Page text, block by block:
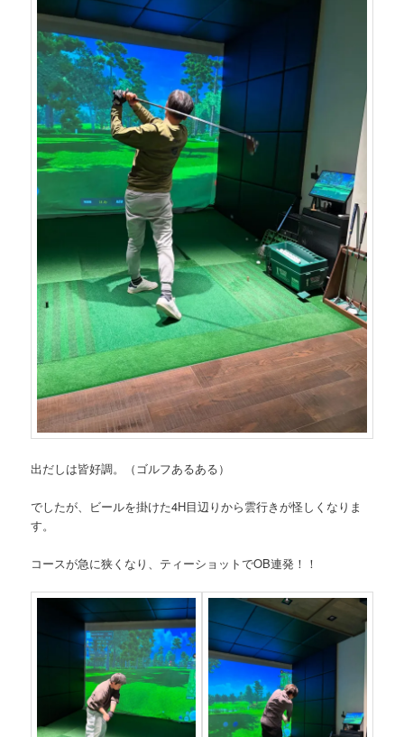
出だしは皆好調。（ゴルフあるある）
でしたが、ビールを掛けた4H目辺りから雲行きが怪しくなりま
す。
コースが急に狭くなり、ティーショットでOB連発！！